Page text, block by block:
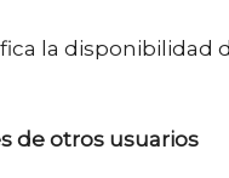
la disponibilidad
de otros usuarios